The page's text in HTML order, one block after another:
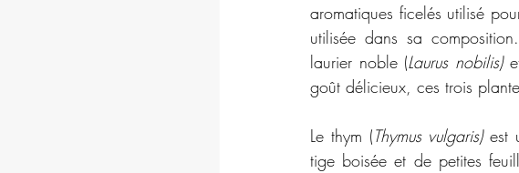
aromatiques ficelés utilisé
utilisée dans sa
laurier noble (Laurus nobilis)
goût délicieux, ces trois
Le thym (Thymus vulgaris) est
tige boisée et de petites